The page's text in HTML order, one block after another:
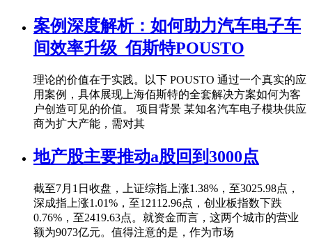
案例深度解析：如何助力汽车电子车
间效率升级_佰斯特POUSTO
理论的价值在于实践。以下 POUSTO 通过一个真实的应
用案例，具体展现上海佰斯特的全套解决方案如何为客
户创造可见的价值。 项目背景 某知名汽车电子模块供应
商为扩大产能，需对其
地产股主要推动a股回到3000点
截至7月1日收盘，上证综指上涨1.38%，至3025.98点，
深成指上涨1.01%，至12112.96点，创业板指数下跌
0.76%，至2419.63点。就资金而言，这两个城市的营业
额为9073亿元。值得注意的是，作为市场